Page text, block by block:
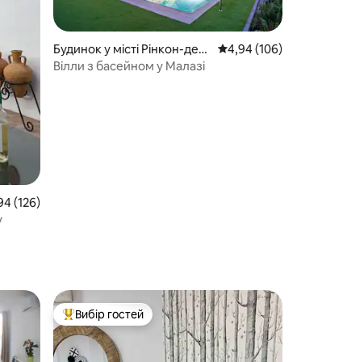
оцінка: 4,94 з 5, відгуки: 126
(126)
Будинок у місті Рінкон-де-л
а-Вікторія
Середня оцінка: 4,94
4,94 (106)
Вілли з басейном у Малазі
Топ вибір гостей
Вибір гостей